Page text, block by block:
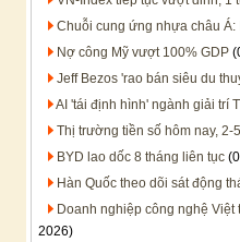
Chuỗi cung ứng nhựa châu
Nợ công Mỹ vượt 100% GDP
Jeff Bezos 'rao bán siêu du
AI 'tái định hình' ngành giải trí
Thị trường tiền số hôm nay,
BYD lao dốc 8 tháng liên tục
Hàn Quốc theo dõi sát động
Doanh nghiệp công nghệ
2026)